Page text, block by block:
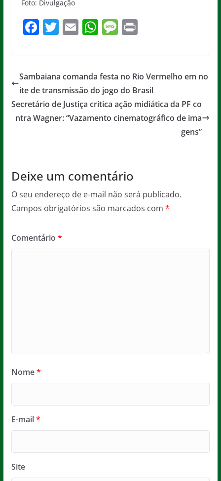
Foto: Divulgação
F
e
b
o
o
T
er
E
l
W
s
A
p
p
M
a
g
e
Pr
Sambaiana comanda festa no Rio Vermelho em no
ite de transmissão do jogo do Brasil
Secretário de Justiça critica ação midiática da PF co
ntra Wagner: “Vazamento cinematográfico de ima
gens”
Deixe um comentário
O seu endereço de e-mail não será publicado.
Campos obrigatórios são marcados com *
Comentário *
Nome*
E-mail*
Site